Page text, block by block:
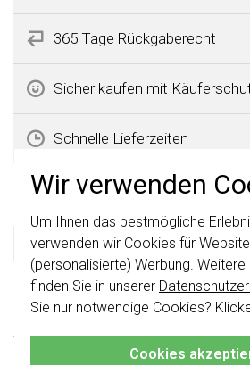
Wir verwenden
Um Ihnen das bestmögliche
verwenden wir Cookies für
(personalisierte) Werbung.
finden Sie in unserer
Sie nur notwendige Cookies?
Cookies
365 Tage Rückgaberecht
Sicher kaufen mit
Schnelle Lieferzeiten
Gira 0212733 Datenblatt
Technische
Spezifikation
Wichtig: Gira Schalter und
Schalterwippen wurden erneuert. Sie
2024 kombinierbar.
Klicken Sie hier
für weitere
damit Sie immer das Richtige